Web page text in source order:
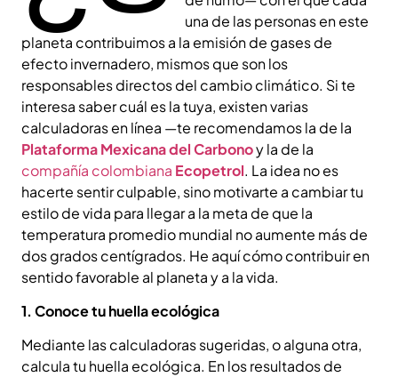
una de las personas en este
planeta contribuimos a la emisión de gases de
efecto invernadero, mismos que son los
responsables directos del cambio climático. Si te
interesa saber cuál es la tuya, existen varias
calculadoras en línea —te recomendamos la de la
Plataforma Mexicana del Carbonoy la de la
compañía colombiana Ecopetrol. La idea no es
hacerte sentir culpable, sino motivarte a cambiar tu
estilo de vida para llegar a la meta de que la
temperatura promedio mundial no aumente más de
dos grados centígrados. He aquí cómo contribuir en
sentido favorable al planeta y a la vida.
1. Conoce tu huella ecológica
Mediante las calculadoras sugeridas, o alguna otra,
calcula tu huella ecológica. En los resultados de